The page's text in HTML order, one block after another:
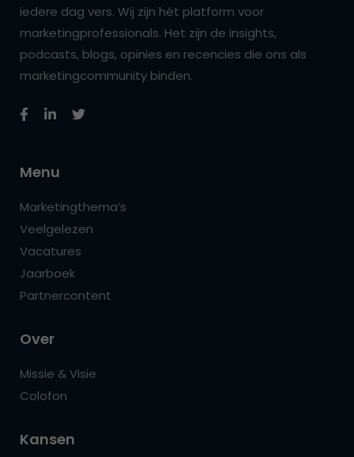
iedere dag vers. Wij zijn hét platform voor
marketingprofessionals. Het zijn de insights,
podcasts, blogs, opinies en recencies die ons als
marketingcommunity binden.
Menu
Marketingthema’s
Veelgelezen
Vacatures
Jaarboek
Partnercontent
Over
Missie & Visie
Colofon
Kansen